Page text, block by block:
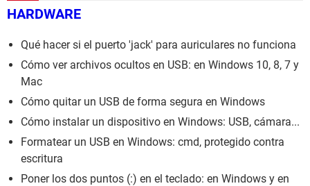
HARDWARE
Qué hacer si el puerto 'jack' para auriculares no funciona
Cómo ver archivos ocultos en USB: en Windows 10, 8, 7 y
Mac
Cómo quitar un USB de forma segura en Windows
Cómo instalar un dispositivo en Windows: USB, cámara...
Formatear un USB en Windows: cmd, protegido contra
escritura
Poner los dos puntos (:) en el teclado: en Windows y en